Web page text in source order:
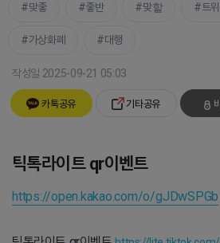
맞좋 좋반 맞핱 트
가상화폐 대행
작성일 2025-09-21 05:03
카톡공유 기타공유
틱톡라이트 qr이벤트
https://open.kakao.com/o/gJDwSPGb